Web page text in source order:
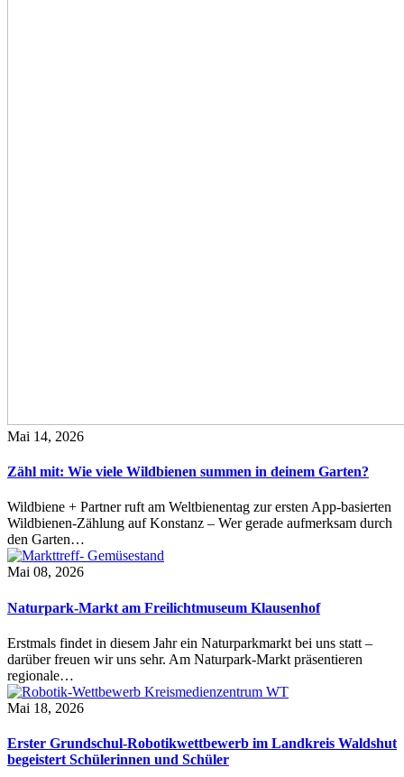
Mai 14, 2026
Zähl mit: Wie viele Wildbienen summen in deinem Garten?
Wildbiene + Partner ruft am Weltbienentag zur ersten App-basierten
Wildbienen-Zählung auf Konstanz – Wer gerade aufmerksam durch
den Garten…
Mai 08, 2026
Naturpark-Markt am Freilichtmuseum Klausenhof
Erstmals findet in diesem Jahr ein Naturparkmarkt bei uns statt –
darüber freuen wir uns sehr. Am Naturpark-Markt präsentieren
regionale…
Mai 18, 2026
Erster Grundschul-Robotikwettbewerb im Landkreis Waldshut
begeistert Schülerinnen und Schüler